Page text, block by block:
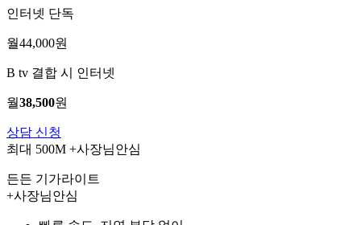
인터넷 단독
월44,000원
B tv 결합 시 인터넷
월38,500원
상담 신청
최대 500M +사장님안심
든든 기가라이트
+사장님안심